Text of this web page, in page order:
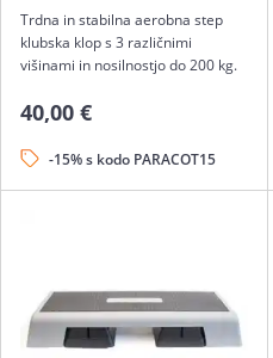
Trdna in stabilna aerobna step
klubska klop s 3 različnimi
višinami in nosilnostjo do 200 kg.
40,00 €
-15% s kodo PARACOT15